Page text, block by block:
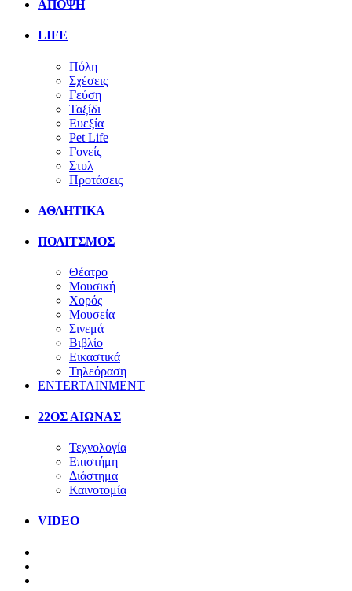
ΑΠΟΨΗ
LIFE
Πόλη
Σχέσεις
Γεύση
Ταξίδι
Ευεξία
Pet Life
Γονείς
Στυλ
Προτάσεις
ΑΘΛΗΤΙΚΑ
ΠΟΛΙΤΣΜΟΣ
Θέατρο
Μουσική
Χορός
Μουσεία
Σινεμά
Βιβλίο
Εικαστικά
Τηλεόραση
ENTERTAINMENT
22ΟΣ ΑΙΩΝΑΣ
Τεχνολογία
Επιστήμη
Διάστημα
Καινοτομία
VIDEO